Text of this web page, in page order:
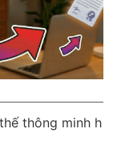
thông minh h